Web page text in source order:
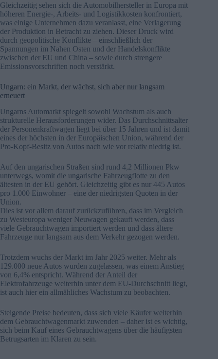
Gleichzeitig sehen sich die Automobilhersteller in Europa mit
höheren Energie-, Arbeits- und Logistikkosten konfrontiert,
was einige Unternehmen dazu veranlasst, eine Verlagerung
der Produktion in Betracht zu ziehen. Dieser Druck wird
durch geopolitische Konflikte – einschließlich der
Spannungen im Nahen Osten und der Handelskonflikte
zwischen der EU und China – sowie durch strengere
Emissionsvorschriften noch verstärkt.
Ungarn: ein Markt, der wächst, sich aber nur langsam
erneuert
Ungarns Automarkt spiegelt sowohl Wachstum als auch
strukturelle Herausforderungen wider. Das Durchschnittsalter
der Personenkraftwagen liegt bei über 15 Jahren und ist damit
eines der höchsten in der Europäischen Union, während der
Pro-Kopf-Besitz von Autos nach wie vor relativ niedrig ist.
Auf den ungarischen Straßen sind rund 4,2 Millionen Pkw
unterwegs, womit die ungarische Fahrzeugflotte zu den
ältesten in der EU gehört. Gleichzeitig gibt es nur 445 Autos
pro 1.000 Einwohner – eine der niedrigsten Quoten in der
Union.
Dies ist vor allem darauf zurückzuführen, dass im Vergleich
zu Westeuropa weniger Neuwagen gekauft werden, dass
viele Gebrauchtwagen importiert werden und dass ältere
Fahrzeuge nur langsam aus dem Verkehr gezogen werden.
Trotzdem wuchs der Markt im Jahr 2025 weiter. Mehr als
129.000 neue Autos wurden zugelassen, was einem Anstieg
von 6,4% entspricht. Während der Anteil der
Elektrofahrzeuge weiterhin unter dem EU-Durchschnitt liegt,
ist auch hier ein allmähliches Wachstum zu beobachten.
Steigende Preise bedeuten, dass sich viele Käufer weiterhin
dem Gebrauchtwagenmarkt zuwenden – daher ist es wichtig,
sich beim Kauf eines Gebrauchtwagens über die häufigsten
Betrugsarten im Klaren zu sein.